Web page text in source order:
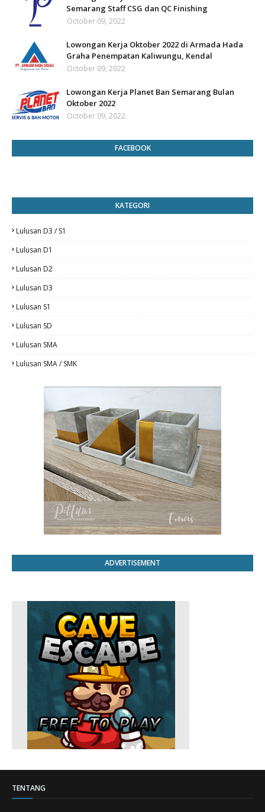
Semarang Staff CSG dan QC Finishing
October 09, 2022
Lowongan Kerja Oktober 2022 di Armada Hada
Graha Penempatan Kaliwungu, Kendal
October 09, 2022
Lowongan Kerja Planet Ban Semarang Bulan
Oktober 2022
October 09, 2022
FACEBOOK
KATEGORI
Lulusan D3 / S1
Lulusan D1
Lulusan D2
Lulusan D3
Lulusan S1
Lulusan SD
Lulusan SMA
Lulusan SMA / SMK
ADVERTISEMENT
TENTANG